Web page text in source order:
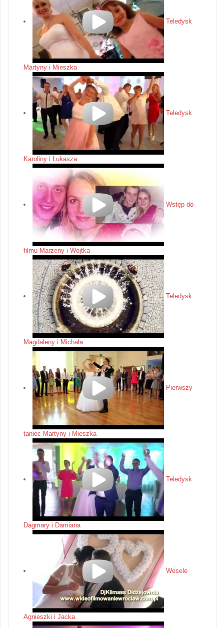
Teledysk
Martyny i Mieszka
Teledysk
Karoliny i Łukasza
Wstęp do
filmu Marzeny i Wojtka
Teledysk
Magdaleny i Michała
Pierwszy
taniec Martyny i Mieszka
Teledysk
Dagmary i Damiana
Wesele
Agnieszki i Jacka